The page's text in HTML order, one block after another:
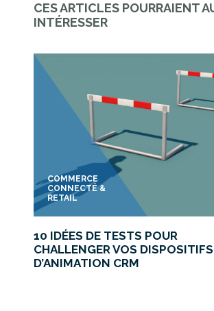
CES ARTICLES POURRAIENT
INTÉRESSER
COMMERCE
CONNECTÉ &
RETAIL
10 IDÉES DE TESTS POUR
CHALLENGER VOS DISPOSITIFS
D’ANIMATION CRM